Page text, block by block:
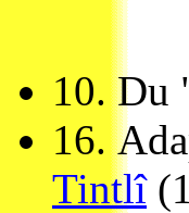
10.Du
16.
Tintlî